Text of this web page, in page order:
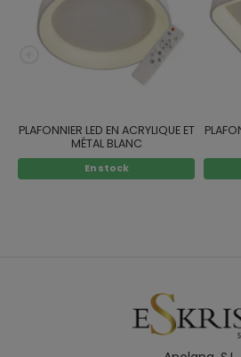
PLAFONNIER LED EN ACRYLIQUE ET
MÉTAL BLANC
En stock